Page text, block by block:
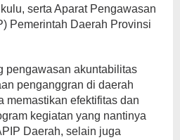
serta Aparat Pengawasan
Pemerintah Daerah Provinsi
pengawasan akuntabilitas
penganggran di daerah
memastikan efektifitas dan
kegiatan yang nantinya
Daerah, selain juga